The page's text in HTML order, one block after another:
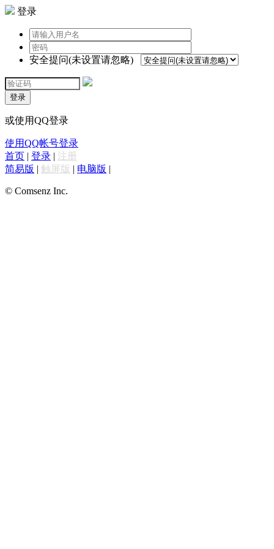
登录
安全提问(未设置请忽略)
登录
或使用QQ登录
使用QQ帐号登录
首页 | 登录 | 注册
简易版 | 触屏版 | 电脑版 |
© Comsenz Inc.